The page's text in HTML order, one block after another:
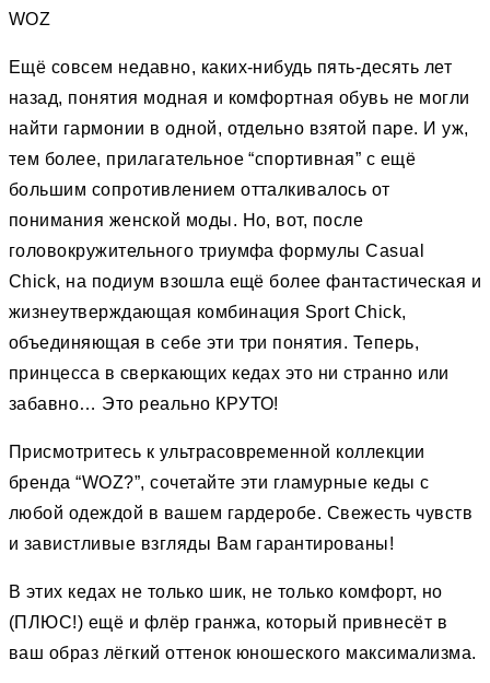
WOZ
Ещё совсем недавно, каких-нибудь пять-десять лет
назад, понятия модная и комфортная обувь не могли
найти гармонии в одной, отдельно взятой паре. И уж,
тем более, прилагательное “спортивная” c ещё
большим сопротивлением отталкивалось от
понимания женской моды. Но, вот, после
головокружительного триумфа формулы Casual
Chick, на подиум взошла ещё более фантастическая и
жизнеутверждающая комбинация Sport Chick,
объединяющая в себе эти три понятия. Теперь,
принцесса в сверкающих кедах это ни странно или
забавно… Это реально КРУТО!
Присмотритесь к ультрасовременной коллекции
бренда “WOZ?”, сочетайте эти гламурные кеды с
любой одеждой в вашем гардеробе. Свежесть чувств
и завистливые взгляды Вам гарантированы!
В этих кедах не только шик, не только комфорт, но
(ПЛЮС!) ещё и флёр гранжа, который привнесёт в
ваш образ лёгкий оттенок юношеского максимализма.